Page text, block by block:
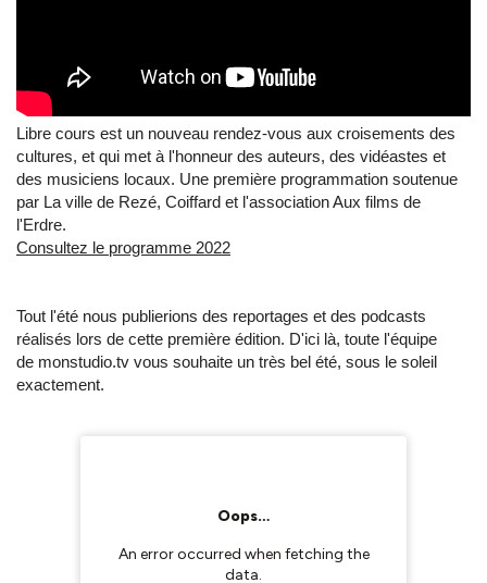
Libre cours est un nouveau rendez-vous aux croisements des
cultures, et qui met à l'honneur des auteurs, des vidéastes et
des musiciens locaux. Une première programmation soutenue
par La ville de Rezé, Coiffard et l'association Aux films de
l'Erdre.
Consultez le programme 2022
Tout l'été nous publierions des reportages et des podcasts
réalisés lors de cette première édition. D'ici là, toute l'équipe
de monstudio.tv vous souhaite un très bel été, sous le soleil
exactement.